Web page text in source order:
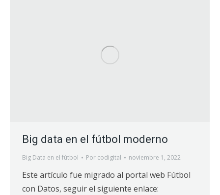
Big data en el fútbol moderno
Big Data en el fútbol Por codigital noviembre 1, 2022
Este artículo fue migrado al portal web Fútbol
con Datos, seguir el siguiente enlace: